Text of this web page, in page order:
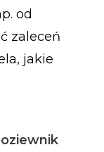
od
zaleceń
jakie